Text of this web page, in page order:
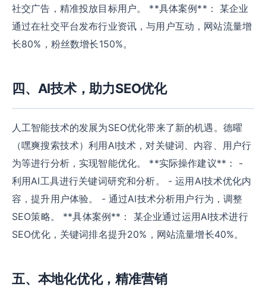
社交广告，精准投放目标用户。 **具体案例**： 某企业
通过在社交平台发布行业资讯，与用户互动，网站流量增
长80%，粉丝数增长150%。
四、AI技术，助力SEO优化
人工智能技术的发展为SEO优化带来了新的机遇。德曜
（嘿爽搜索技术）利用AI技术，对关键词、内容、用户行
为等进行分析，实现智能优化。 **实际操作建议**： -
利用AI工具进行关键词研究和分析。 - 运用AI技术优化内
容，提升用户体验。 - 通过AI技术分析用户行为，调整
SEO策略。 **具体案例**： 某企业通过运用AI技术进行
SEO优化，关键词排名提升20%，网站流量增长40%。
五、本地化优化，精准营销